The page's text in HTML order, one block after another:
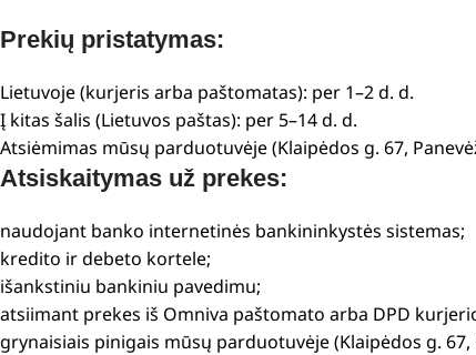
Prekių pristatymas:
Lietuvoje (kurjeris arba paštomatas): per 1–2 d. d.
Į kitas šalis (Lietuvos paštas): per 5–14 d. d.
Atsiėmimas mūsų parduotuvėje (Klaipėdos g. 67,
Atsiskaitymas už prekes:
naudojant banko internetinės bankininkystės sistemas;
kredito ir debeto kortele;
išankstiniu bankiniu pavedimu;
atsiimant prekes iš Omniva paštomato arba DPD
grynaisiais pinigais mūsų parduotuvėje (Klaipėdos g. 67,